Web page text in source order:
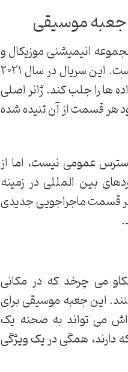
جعبه موسیقی
انیمیشنی موزیکال و
ماجراجویی است که به طور خاص برای مخاطبان کودک طراحی شده است. این سریال در سال ۲۰۲۱
ها را جلب کند. ژانر اصلی
هر قسمت از آن تنیده شده
عمومی نیست، اما از
بین المللی در زمینه
شامل ۱۹ قسمت است که هر قسمت ماجراجویی جدیدی
می چرخد که در مکانی
این جعبه موسیقی برای
اش می تواند به صحنه یک
دارند، همگی در یک ویژگی